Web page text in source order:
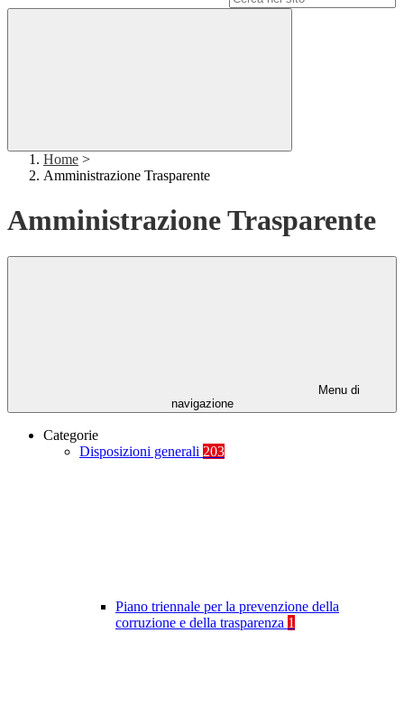
Home >
Amministrazione Trasparente
Amministrazione Trasparente
Menu di
navigazione
Categorie
Disposizioni generali 203
Piano triennale per la prevenzione della
corruzione e della trasparenza 1